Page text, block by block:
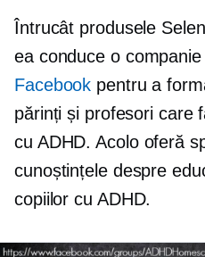
Întrucât produsele
ea conduce o
Facebook pentru a
părinți și profesori care
cu ADHD. Acolo oferă
cunoștințele despre
copiilor cu ADHD.